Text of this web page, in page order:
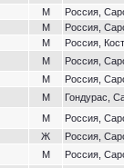
М
Россия,
М
Россия,
М
Россия,
М
Россия,
М
Россия,
М
Гондурас,
М
Россия,
Ж
Россия,
М
Россия,